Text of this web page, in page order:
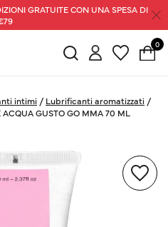
GRATUITE CON UNA SPESA DI
0
intimi / Lubrificanti aromatizzati /
ACQUA GUSTO GO MMA 70 ML